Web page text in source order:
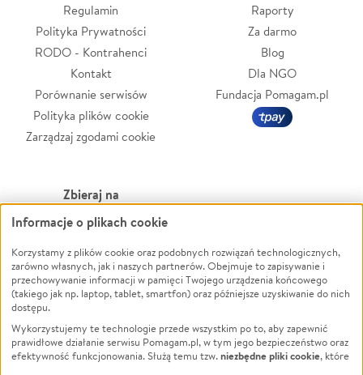
Regulamin
Polityka Prywatności
RODO - Kontrahenci
Kontakt
Porównanie serwisów
Polityka plików cookie
Zarządzaj zgodami cookie
Raporty
Za darmo
Blog
Dla NGO
Fundacja Pomagam.pl
Zbieraj na
Leczenie
Zwierzęta
Pożar
Ukraina
Pomoc Finansowa
Projekty
Powódź
Wichura
NGO
Edukacja
Podróż
Informacje o plikach cookie
Korzystamy z plików cookie oraz podobnych rozwiązań technologicznych,
zarówno własnych, jak i naszych partnerów. Obejmuje to zapisywanie i
przechowywanie informacji w pamięci Twojego urządzenia końcowego
(takiego jak np. laptop, tablet, smartfon) oraz późniejsze uzyskiwanie do nich
dostępu.
Wykorzystujemy te technologie przede wszystkim po to, aby zapewnić
prawidłowe działanie serwisu Pomagam.pl, w tym jego bezpieczeństwo oraz
efektywność funkcjonowania. Służą temu tzw.niezbędne pliki cookie, które